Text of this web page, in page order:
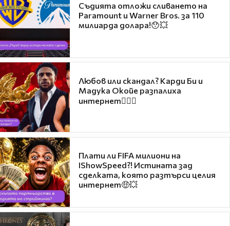
Съдията отложи сливането на
Paramount и Warner Bros. за 110
милиарда долара!😯💥
Любов или скандал? Карди Би и
Мадука Окойе разпалиха
интернет❤️‍🔥🔥
Плати ли FIFA милиони на
IShowSpeed?! Истината зад
сделката, която разтърси целия
интернет🤑💥